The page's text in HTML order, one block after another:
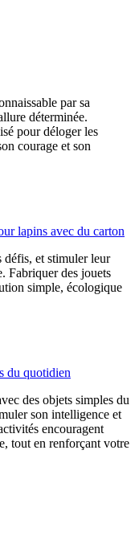
par sa
déterminée.
pour déloger les
courage et son
lapins avec du carton
défis, et stimuler leur
Fabriquer des jouets
simple, écologique
du quotidien
des objets simples du
son intelligence et
encouragent
tout en renforçant votre